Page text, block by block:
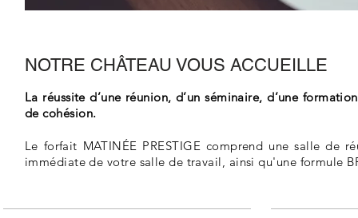
NOTRE CHÂTEAU VOUS ACCUEILLE
La réussite d’une réunion, d’un séminaire, d’une
de cohésion.
Le forfait MATINÉE PRESTIGE comprend une salle de
immédiate de votre salle de travail, ainsi qu'une formule